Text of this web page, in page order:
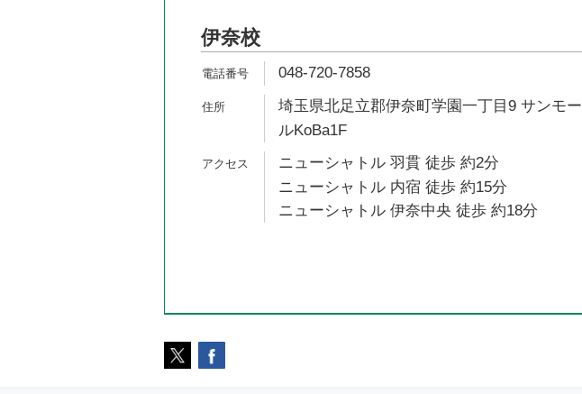
伊奈校
048-720-7858
埼玉県北足立郡伊奈町学園一丁目9 サンモー
ルKoBa1F
ニューシャトル 羽貫 徒歩 約2分
ニューシャトル 内宿 徒歩 約15分
ニューシャトル 伊奈中央 徒歩 約18分